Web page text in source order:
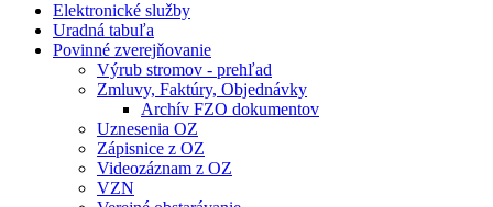
Elektronické služby
Uradná tabuľa
Povinné zverejňovanie
Výrub stromov - prehľad
Zmluvy, Faktúry, Objednávky
Archív FZO dokumentov
Uznesenia OZ
Zápisnice z OZ
Videozáznam z OZ
VZN